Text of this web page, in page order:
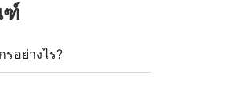
ฑ์
อย่างไร?